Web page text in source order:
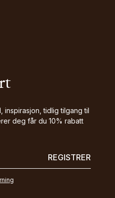
tidlig tilgang til
deg får du 10% rabatt
REGISTRER